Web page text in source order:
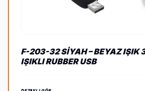
F-203-32 SIYAH – BEYAZ IŞIK
IŞIKLI RUBBER USB